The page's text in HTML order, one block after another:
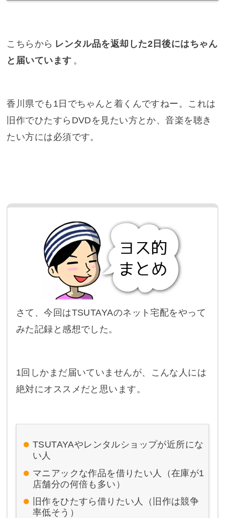
こちらから レンタル品を返却した2日後にはちゃん
と届いています 。
香川県でも1日でちゃんと着くんですねー。これは
旧作でひたすらDVDを見たい方とか、音楽を聴き
たい方には必須です。
さて、今回はTSUTAYAのネット宅配をやって
みた記録と感想でした。
1回しかまだ届いていませんが、こんな人には
絶対にオススメだと思います。
TSUTAYAやレンタルショップが近所にな
い人
マニアックな作品を借りたい人（在庫が1
店舗分の何倍も多い）
旧作をひたすら借りたい人（旧作は競争
率低そう）